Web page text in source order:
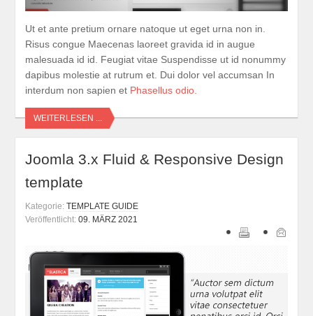
Ut et ante pretium ornare natoque ut eget urna non in.
Risus congue Maecenas laoreet gravida id in augue
malesuada id id. Feugiat vitae Suspendisse ut id nonummy
dapibus molestie at rutrum et. Dui dolor vel accumsan In
interdum non sapien et Phasellus odio.
WEITERLESEN ...
Joomla 3.x Fluid & Responsive Design
template
Kategorie: TEMPLATE GUIDE
Veröffentlicht: 09. MÄRZ 2021